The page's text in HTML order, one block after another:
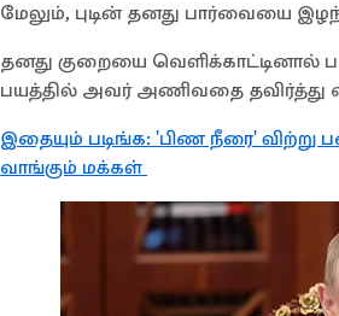
மேலும், புடின் தனது பார்வையை
தனது குறையை
பயத்தில் அவர் அணிவதை தவிர்த்து
இதையும் படிங்க: 'பிண நீரை'
வாங்கும் மக்கள்